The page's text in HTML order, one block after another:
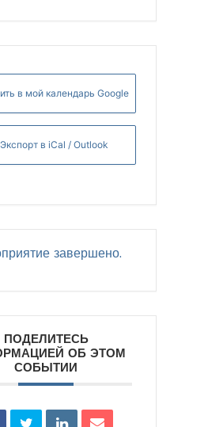
в мой календарь Google
в iCal / Outlook
завершено.
ПОДЕЛИТЕСЬ
ОБ ЭТОМ
СОБЫТИИ